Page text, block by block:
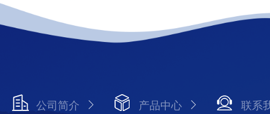
公司简介 产品中心 联系